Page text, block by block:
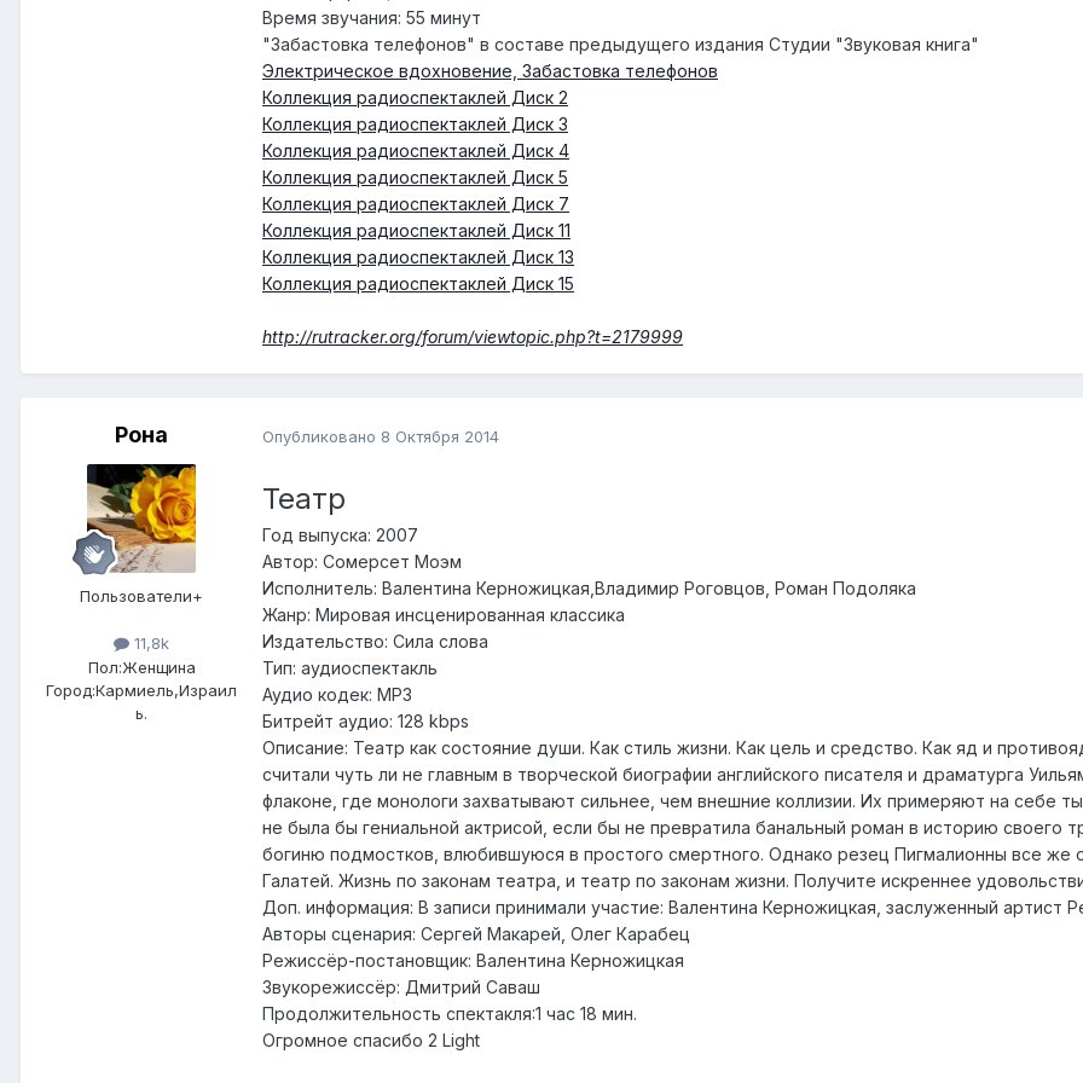
Время звучания: 55 минут
"Забастовка телефонов" в составе предыдущего издания Студии "Звуковая книга"
Электрическое вдохновение, Забастовка телефонов
Коллекция радиоспектаклей Диск 2
Коллекция радиоспектаклей Диск 3
Коллекция радиоспектаклей Диск 4
Коллекция радиоспектаклей Диск 5
Коллекция радиоспектаклей Диск 7
Коллекция радиоспектаклей Диск 11
Коллекция радиоспектаклей Диск 13
Коллекция радиоспектаклей Диск 15
http://rutracker.org/forum/viewtopic.php?t=2179999
Рона
Пользователи+
11,8k
Пол:Женщина
Город:Кармиель,Израил
ь.
Опубликовано 8 Октября 2014
Театр
Год выпуска: 2007
Автор: Сомерсет Моэм
Исполнитель: Валентина Керножицкая,Владимир Роговцов, Роман Подоляка
Жанр: Мировая инсценированная классика
Издательство: Сила слова
Тип: аудиоспектакль
Аудио кодек: MP3
Битрейт аудио: 128 kbps
Описание: Театр как состояние души. Как стиль жизни. Как цель и средство. Как яд и
считали чуть ли не главным в творческой биографии английского писателя и драматурга
флаконе, где монологи захватывают сильнее, чем внешние коллизии. Их примеряют на себе
не была бы гениальной актрисой, если бы не превратила банальный роман в историю своего
богиню подмостков, влюбившуюся в простого смертного. Однако резец Пигмалионны все
Галатей. Жизнь по законам театра, и театр по законам жизни. Получите искреннее
Доп. информация: В записи принимали участие: Валентина Керножицкая, заслуженный
Авторы сценария: Сергей Макарей, Олег Карабец
Режиссёр-постановщик: Валентина Керножицкая
Звукорежиссёр: Дмитрий Саваш
Продолжительность спектакля:1 час 18 мин.
Огромное спасибо 2 Light